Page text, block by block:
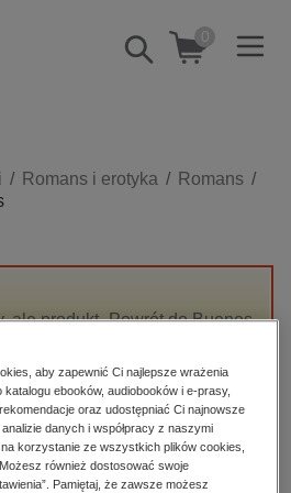
Pokaż/schowaj
wyszukiwarkę
0
wnętrz
technologie, informatyka
Romans i erotyka
Romans
ale produkt „Powrót do Buenos
aby zapewnić Ci najlepsze wrażenia
ebooków, audiobooków i e-prasy,
oraz udostępniać Ci najnowsze
danych i współpracy z naszymi
korzystanie ze wszystkich plików cookies,
również dostosować swoje
Pamiętaj, że zawsze możesz